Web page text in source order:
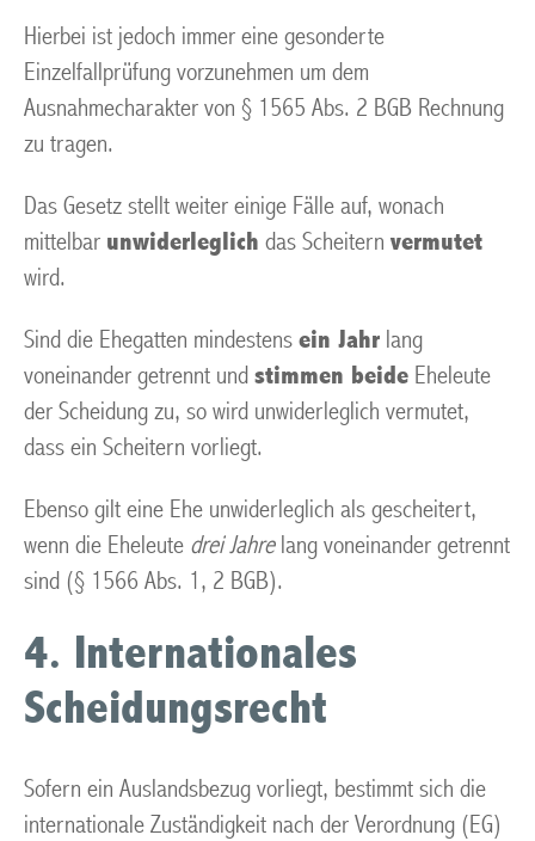
Hierbei ist jedoch immer eine gesonderte
Einzelfallprüfung vorzunehmen um dem
Ausnahmecharakter von § 1565 Abs. 2 BGB Rechnung
zu tragen.
Das Gesetz stellt weiter einige Fälle auf, wonach
mittelbar unwiderleglich das Scheitern vermutet
wird.
Sind die Ehegatten mindestens ein Jahr lang
voneinander getrennt und stimmen beide Eheleute
der Scheidung zu, so wird unwiderleglich vermutet,
dass ein Scheitern vorliegt.
Ebenso gilt eine Ehe unwiderleglich als gescheitert,
wenn die Eheleute drei Jahrelang voneinander getrennt
sind (§ 1566 Abs. 1, 2 BGB).
4. Internationales
Scheidungsrecht
Sofern ein Auslandsbezug vorliegt, bestimmt sich die
internationale Zuständigkeit nach der Verordnung (EG)